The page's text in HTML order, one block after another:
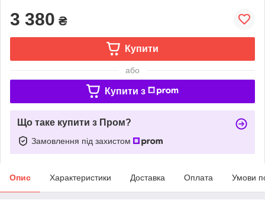
3 380 ₴
Купити
або
Купити з
Що таке купити з Пром?
Замовлення під захистом
Опис Характеристики Доставка Оплата Умови